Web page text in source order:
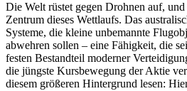
Die Welt rüstet gegen Drohnen auf,
Zentrum dieses Wettlaufs. Das
Systeme, die kleine unbemannte
abwehren sollen – eine Fähigkeit, die
festen Bestandteil moderner
die jüngste Kursbewegung der Aktie
diesem größeren Hintergrund lesen: